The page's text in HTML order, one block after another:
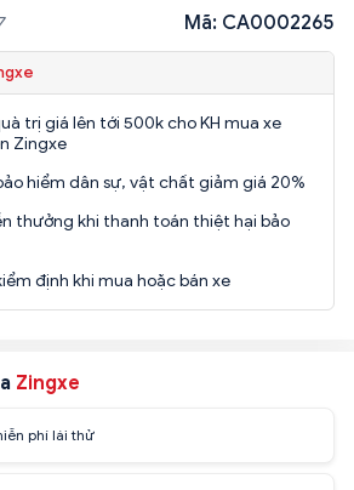
Mã: CA0002265
trị giá lên tới 500k cho KH mua xe
Zingxe
hiểm dân sự, vật chất giảm giá 20%
thưởng khi thanh toán thiệt hại bảo
định khi mua hoặc bán xe
Zingxe
phí lái thử